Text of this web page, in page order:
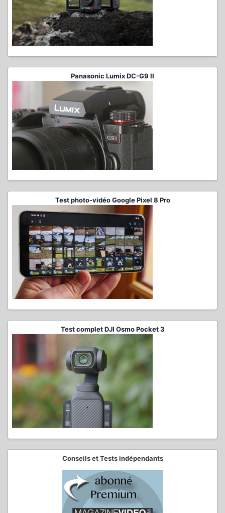
Panasonic Lumix DC-G9 II
Test photo-vidéo Google Pixel 8 Pro
Test complet DJI Osmo Pocket 3
Conseils et Tests indépendants